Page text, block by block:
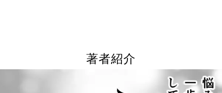
著者紹介